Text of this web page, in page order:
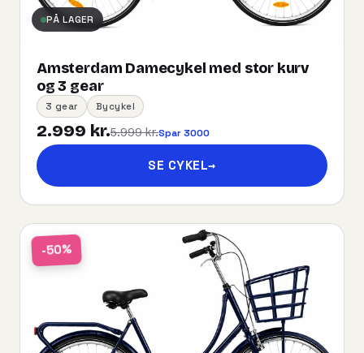
PÅ LAGER
Amsterdam Damecykel med stor kurv
og 3 gear
3 gear Bycykel
2.999 kr.5.999 kr.Spar 3000
SE CYKEL→
-50%